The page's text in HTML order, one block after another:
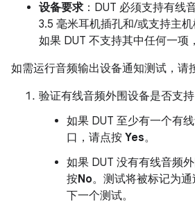
设备要求 ：DUT 必须支持有线
3.5 毫米耳机插孔和/或支持主机
如果 DUT 不支持其中任何一项
如需运行音频输出设备通知测试，请
验证有线音频外围设备是否支持
如果 DUT 至少有一个有
口，请点按 Yes。
如果 DUT 没有有线音频
按No。测试将被标记为
下一个测试。